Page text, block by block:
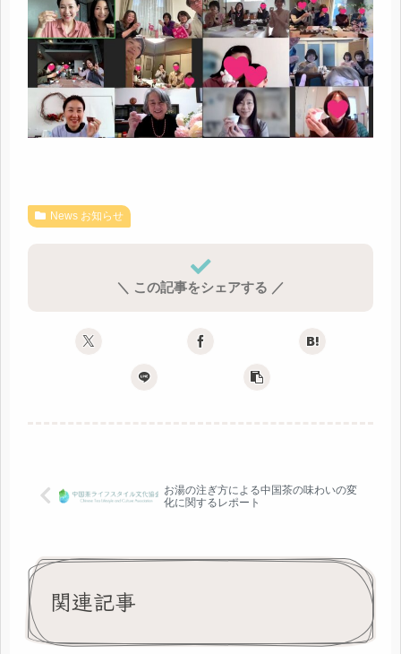
News お知らせ
＼ この記事をシェアする ／
お湯の注ぎ方による中国茶の味わいの変
化に関するレポート
関連記事